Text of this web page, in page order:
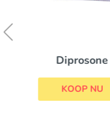
Diprosone
KOOP NU